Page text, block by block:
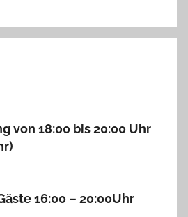
von 18:00 bis 20:00 Uhr
16:00 – 20:00Uhr